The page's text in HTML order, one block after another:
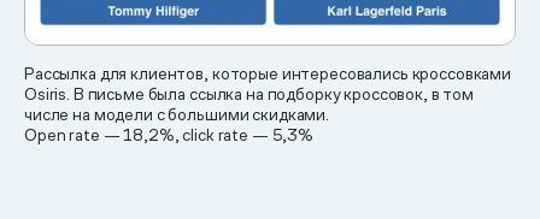
Рассылка для клиентов, которые интересовались кроссовками
Osiris. В письме была ссылка на подборку кроссовок, в том
числе на модели с большими скидками.
Open rate — 18,2%, click rate — 5,3%